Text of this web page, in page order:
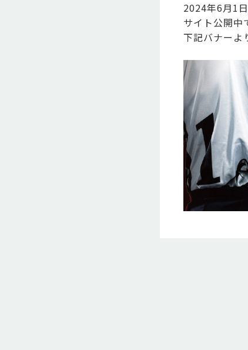
2024年6月1
サイト公開中
下記バナーよ